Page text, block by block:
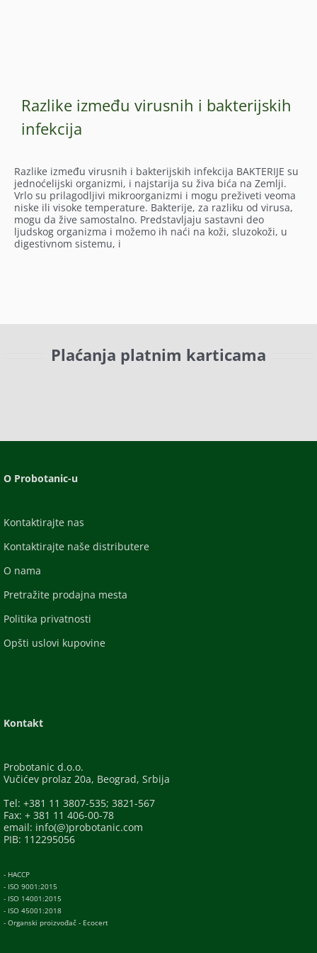
Razlike između virusnih i bakterijskih
infekcija
Razlike između virusnih i bakterijskih infekcija BAKTERIJE su
jednoćelijski organizmi, i najstarija su živa bića na Zemlji.
Vrlo su prilagodljivi mikroorganizmi i mogu preživeti veoma
niske ili visoke temperature. Bakterije, za razliku od virusa,
mogu da žive samostalno. Predstavljaju sastavni deo
ljudskog organizma i možemo ih naći na koži, sluzokoži, u
digestivnom sistemu, i
Plaćanja platnim karticama
O Probotanic-u
Kontaktirajte nas
Kontaktirajte naše distributere
O nama
Pretražite prodajna mesta
Politika privatnosti
Opšti uslovi kupovine
Kontakt
Probotanic d.o.o.
Vučićev prolaz 20a, Beograd, Srbija
Tel: +381 11 3807-535; 3821-567
Fax: + 381 11 406-00-78
email: info(@)probotanic.com
PIB: 112295056
- HACCP
- ISO 9001:2015
- ISO 14001:2015
- ISO 45001:2018
- Organski proizvođač - Ecocert